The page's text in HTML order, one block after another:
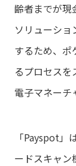
齢者までが現
ソリューシ
するため、ポ
るプロセスを
電子マネーチ
「Payspot」
ードスキャン